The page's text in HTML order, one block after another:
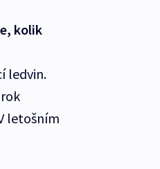
kolik
ledvin.
letošním